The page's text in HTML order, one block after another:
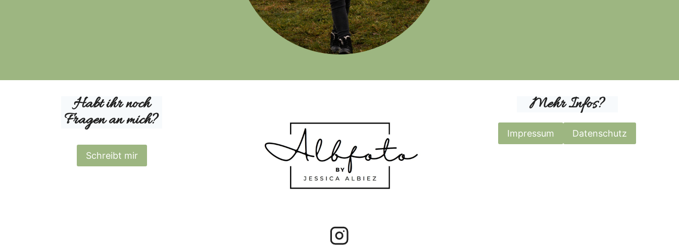
Habt ihr noch
Fragen an mich?
Schreibt mir
Mehr Infos?
Impressum Datenschutz